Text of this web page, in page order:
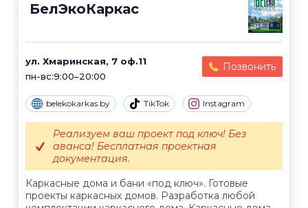
БелЭкоКаркас
ул. Хмаринская, 7 оф.11
пн-вс:9:00–20:00
Позвонить
belekokarkas.by TikTok Instagram
Каркасные дома и бани «под ключ». Готовые
проекты каркасных домов. Разработка любой
Реализуем ваш проект под ключ! Без
аванса! Бесплатная проектная
документация.